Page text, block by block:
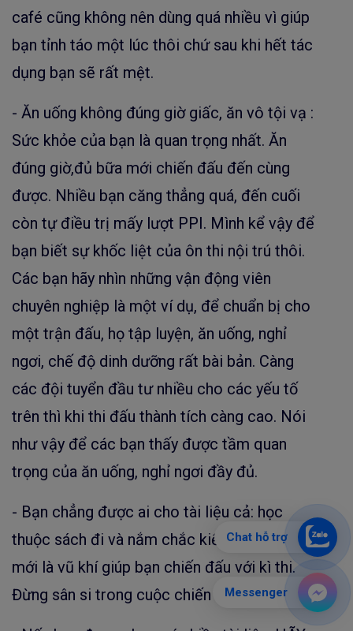
café cũng không nên dùng quá nhiều vì giúp
bạn tỉnh táo một lúc thôi chứ sau khi hết tác
dụng bạn sẽ rất mệt.
- Ăn uống không đúng giờ giấc, ăn vô tội vạ :
Sức khỏe của bạn là quan trọng nhất. Ăn
đúng giờ,đủ bữa mới chiến đấu đến cùng
được. Nhiều bạn căng thẳng quá, đến cuối
còn tự điều trị mấy lượt PPI. Mình kể vậy để
bạn biết sự khốc liệt của ôn thi nội trú thôi.
Các bạn hãy nhìn những vận động viên
chuyên nghiệp là một ví dụ, để chuẩn bị cho
một trận đấu, họ tập luyện, ăn uống, nghỉ
ngơi, chế độ dinh dưỡng rất bài bản. Càng
các đội tuyển đầu tư nhiều cho các yếu tố
trên thì khi thi đấu thành tích càng cao. Nói
như vậy để các bạn thấy được tầm quan
trọng của ăn uống, nghỉ ngơi đầy đủ.
- Bạn chẳng được ai cho tài liệu cả: học
thuộc sách đi và nắm chắc kiến thức đi. Đây
mới là vũ khí giúp bạn chiến đấu với kì thi.
Đừng sân si trong cuộc chiến tài liệu này.
Messenger
Chat hỗ trợ